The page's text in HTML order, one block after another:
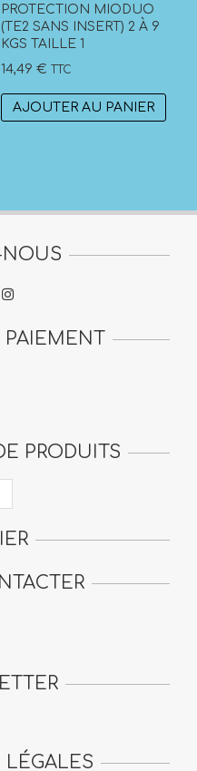
PROTECTION MIODUO
(TE2 SANS INSERT) 2 À 9
KGS TAILLE 1
14,49 € TTC
AJOUTER AU PANIER
PAIEMENT
PRODUITS